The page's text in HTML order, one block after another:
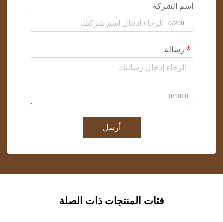
اسم الشركة
0/200
رسالة
0/1000
أرسل
فئات المنتجات ذات الصلة